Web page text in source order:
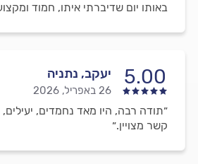
באותו יום שדיברתי איתו, חמוד
5.00 יעקב, נתניה
26 באפריל, 2026
״תודה רבה, היו מאד נחמדים, יעילים,
קשר מצויין.״